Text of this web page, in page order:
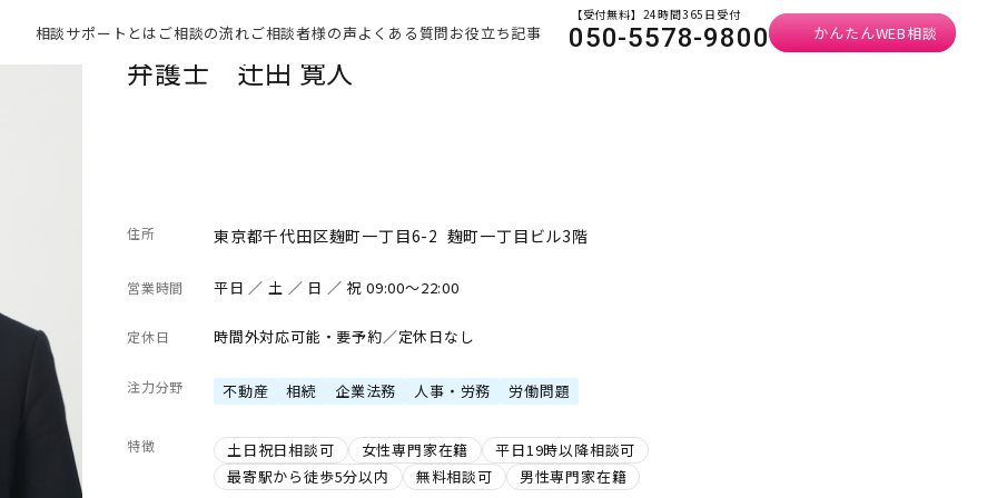
相談サポートとは ご相談の流れご相談者様の声よくある質問お役立ち記事
【受付無料】24時間365日受付
050-5578-9800 かんたんWEB相談
弁護士 辻田 寛人
住所 東京都千代田区麹町一丁目6-2 麹町一丁目ビル3階
営業時間 平日 ／ 土 ／ 日 ／ 祝 09:00～22:00
定休日 時間外対応可能・要予約／定休日なし
注力分野 不動産 相続 企業法務 人事・労務 労働問題
特徴 土日祝日相談可 女性専門家在籍
平日19時以降相談可
最寄駅から徒歩5分以内
無料相談可 男性専門家在籍